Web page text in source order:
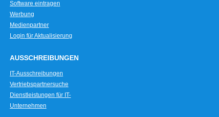
Software eintragen
Werbung
Medienpartner
Login für Aktualisierung
AUSSCHREIBUNGEN
IT-Ausschreibungen
Vertriebspartnersuche
Dienstleistungen für IT-
Unternehmen